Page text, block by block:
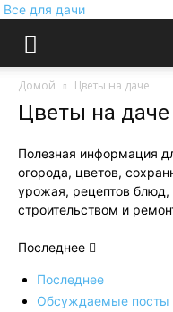
Все для дачи
Домой Цветы на даче
Цветы на даче
Полезная информация
огорода, цветов,
урожая, рецептов
строительством и
Последнее
Последнее
Обсуждаемые посты